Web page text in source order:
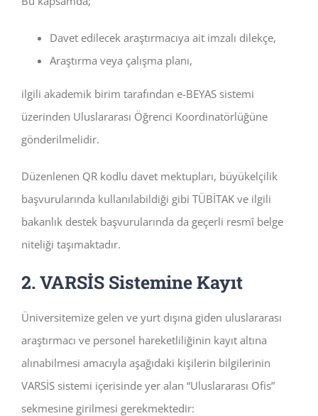
Davet edilecek araştırmacıya ait imzalı dilekçe,
Araştırma veya çalışma planı,
ilgili akademik birim tarafından e-BEYAS sistemi
üzerinden Uluslararası Öğrenci Koordinatörlüğüne
gönderilmelidir.
Düzenlenen QR kodlu davet mektupları, büyükelçilik
başvurularında kullanılabildiği gibi TÜBİTAK ve ilgili
bakanlık destek başvurularında da geçerli resmî belge
niteliği taşımaktadır.
2. VARSİS Sistemine Kayıt
Üniversitemize gelen ve yurt dışına giden uluslararası
araştırmacı ve personel hareketliliğinin kayıt altına
alınabilmesi amacıyla aşağıdaki kişilerin bilgilerinin
VARSİS sistemi içerisinde yer alan “Uluslararası Ofis”
sekmesine girilmesi gerekmektedir: